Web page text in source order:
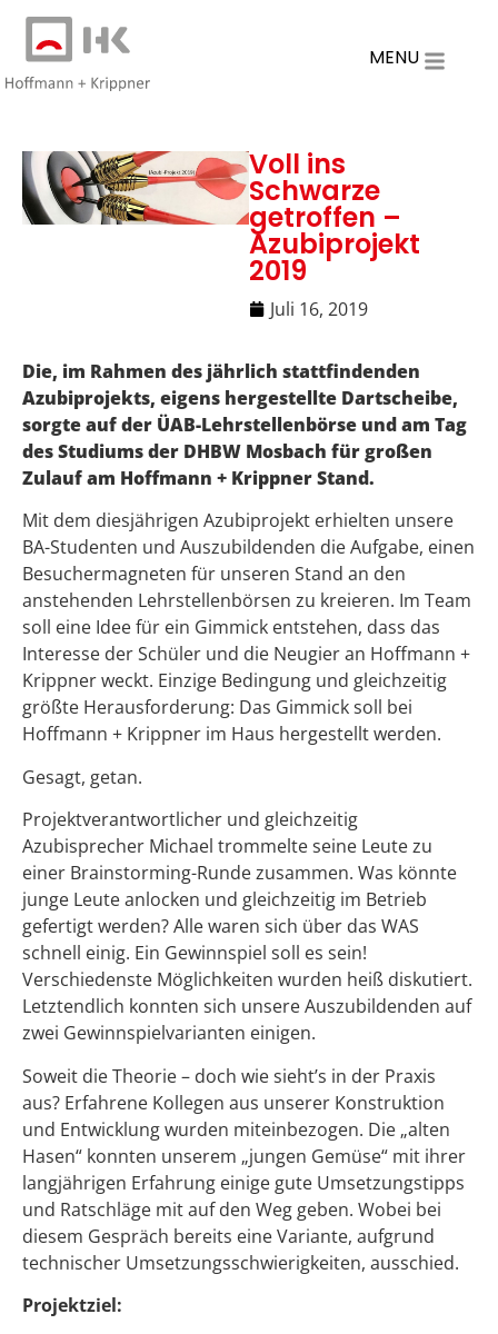
MENU
Voll ins
Schwarze
getroffen –
Azubiprojekt
2019
Juli 16, 2019
Die, im Rahmen des jährlich stattfindenden
Azubiprojekts, eigens hergestellte Dartscheibe,
sorgte auf der ÜAB-Lehrstellenbörse und am Tag
des Studiums der DHBW Mosbach für großen
Zulauf am Hoffmann + Krippner Stand.
Mit dem diesjährigen Azubiprojekt erhielten unsere
BA-Studenten und Auszubildenden die Aufgabe, einen
Besuchermagneten für unseren Stand an den
anstehenden Lehrstellenbörsen zu kreieren. Im Team
soll eine Idee für ein Gimmick entstehen, dass das
Interesse der Schüler und die Neugier an Hoffmann +
Krippner weckt. Einzige Bedingung und gleichzeitig
größte Herausforderung: Das Gimmick soll bei
Hoffmann + Krippner im Haus hergestellt werden.
Gesagt, getan.
Projektverantwortlicher und gleichzeitig
Azubisprecher Michael trommelte seine Leute zu
einer Brainstorming-Runde zusammen. Was könnte
junge Leute anlocken und gleichzeitig im Betrieb
gefertigt werden? Alle waren sich über das WAS
schnell einig. Ein Gewinnspiel soll es sein!
Verschiedenste Möglichkeiten wurden heiß diskutiert.
Letztendlich konnten sich unsere Auszubildenden auf
zwei Gewinnspielvarianten einigen.
Soweit die Theorie – doch wie sieht’s in der Praxis
aus? Erfahrene Kollegen aus unserer Konstruktion
und Entwicklung wurden miteinbezogen. Die „alten
Hasen“ konnten unserem „jungen Gemüse“ mit ihrer
langjährigen Erfahrung einige gute Umsetzungstipps
und Ratschläge mit auf den Weg geben. Wobei bei
diesem Gespräch bereits eine Variante, aufgrund
technischer Umsetzungsschwierigkeiten, ausschied.
Projektziel: